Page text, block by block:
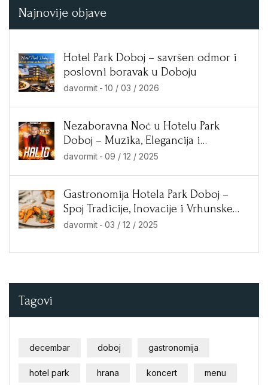
Najnovije objave
Hotel Park Doboj – savršen odmor i
poslovni boravak u Doboju
davormit - 10 / 03 / 2026
Nezaboravna Noć u Hotelu Park
Doboj – Muzika, Elegancija i
Ekskluzivne Ponude!
davormit - 09 / 12 / 2025
Gastronomija Hotela Park Doboj –
Spoj Tradicije, Inovacije i Vrhunske
Kuhinje
davormit - 03 / 12 / 2025
Tagovi
decembar doboj gastronomija
hotel park hrana koncert menu